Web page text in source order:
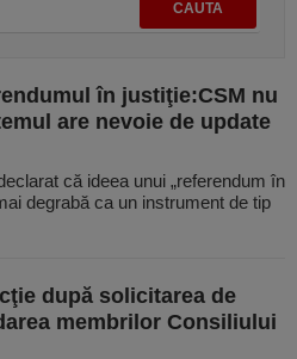
în justiţie:CSM nu
are nevoie de update
că ideea unui „referendum în
degrabă ca un instrument de tip
după solicitarea de
membrilor Consiliului